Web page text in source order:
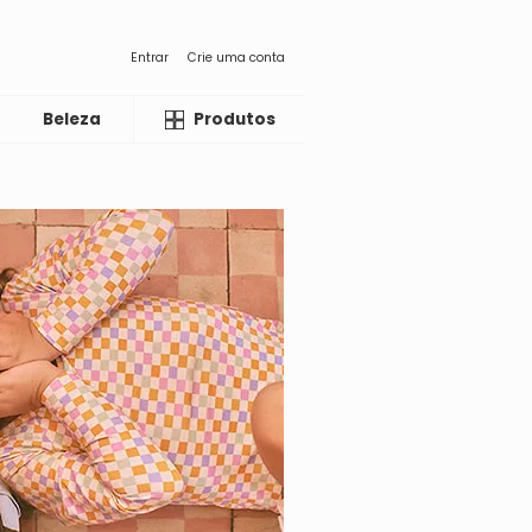
Entrar Crie uma conta
Beleza LiquidaProdutos